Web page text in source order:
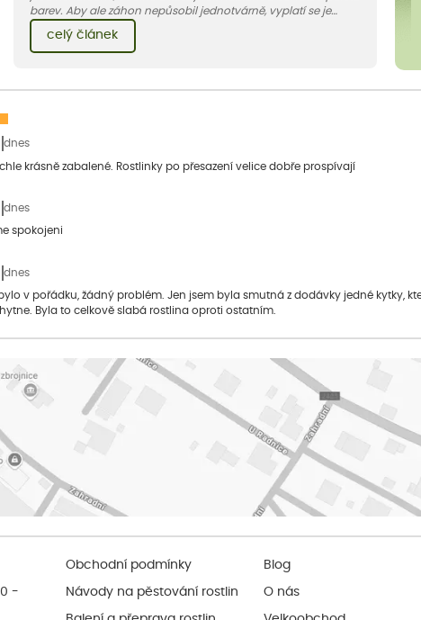
barev. Aby ale záhon nepůsobil jednotvárně, vyplatí se je
doplnit vhodnými sousedy. V dnešním článku vám ukážeme, s
jakými trvalkami a travinami denivky nejlépe ladí.
celý článek
dnes
krásně zabalené. Rostlinky po přesazení velice dobře prospívají
dnes
spokojeni
dnes
v pořádku, žádný problém. Jen jsem byla smutná z dodávky jedné kytky,
Byla to celkově slabá rostlina oproti ostatním.
-
Obchodní podmínky
Návody na pěstování rostlin
Blog
O nás